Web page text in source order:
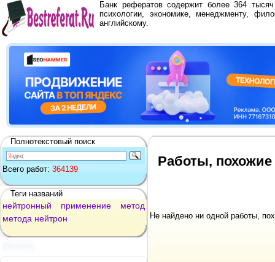
Банк рефератов содержит более 364
психологии, экономике, менеджменту,
английскому.
Полнотекстовый поиск
Всего работ: 364139
Теги названий
нейтронный применение
метод
метода нейтрон
Работы,
Не найдено ни одной работы,